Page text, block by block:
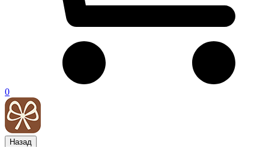
0
Назад